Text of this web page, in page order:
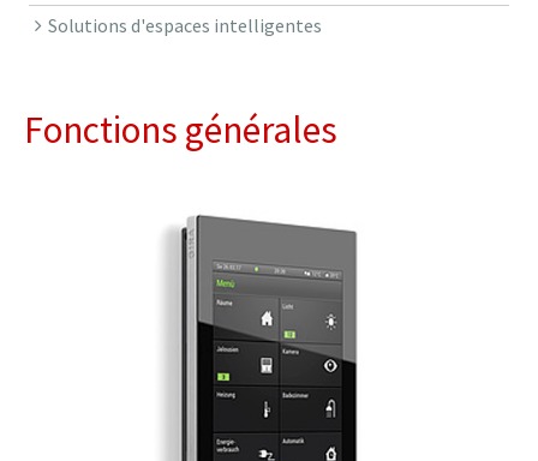
Solutions d'espaces intelligentes
Fonctions générales